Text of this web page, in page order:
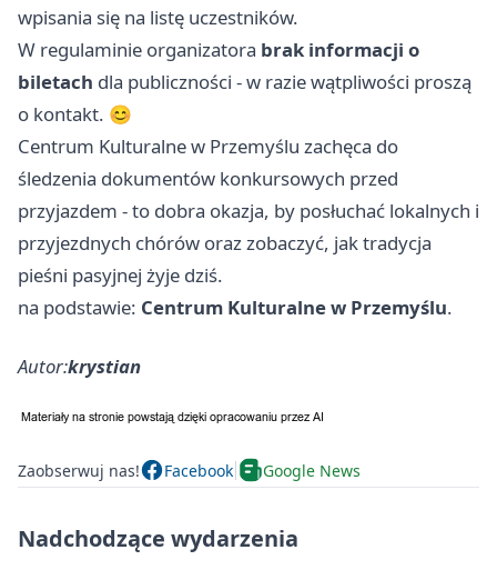
wpisania się na listę uczestników.
W regulaminie organizatora brak informacji o
biletach dla publiczności - w razie wątpliwości proszą
o kontakt. 😊
Centrum Kulturalne w Przemyślu zachęca do
śledzenia dokumentów konkursowych przed
przyjazdem - to dobra okazja, by posłuchać lokalnych i
przyjezdnych chórów oraz zobaczyć, jak tradycja
pieśni pasyjnej żyje dziś.
na podstawie: Centrum Kulturalne w Przemyślu.
Autor:krystian
Zaobserwuj nas! Facebook Google News
Nadchodzące wydarzenia